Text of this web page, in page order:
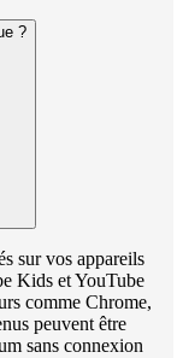
?
sur vos appareils
Kids et YouTube
comme Chrome,
peuvent être
sans connexion